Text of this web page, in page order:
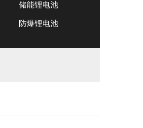
储能锂电池
防爆锂电池